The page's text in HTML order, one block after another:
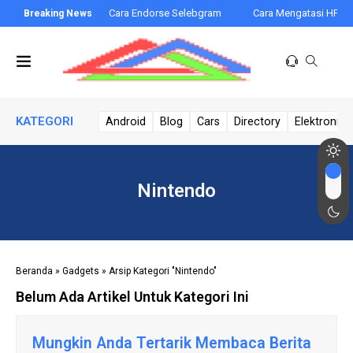
Ukuran 2023 Cara Endorse Selebgram Cara Mengatasi HP
KATEGORI Android Blog Cars Directory Elektronik
Nintendo
Beranda » Gadgets » Arsip Kategori "Nintendo"
Belum Ada Artikel Untuk Kategori Ini
Mungkin Anda Tertarik Membaca Berita